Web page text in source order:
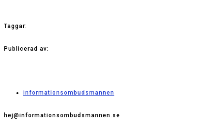
Taggar:
Publicerad av:
informationsombudsmannen
hej@informationsombudsmannen.se